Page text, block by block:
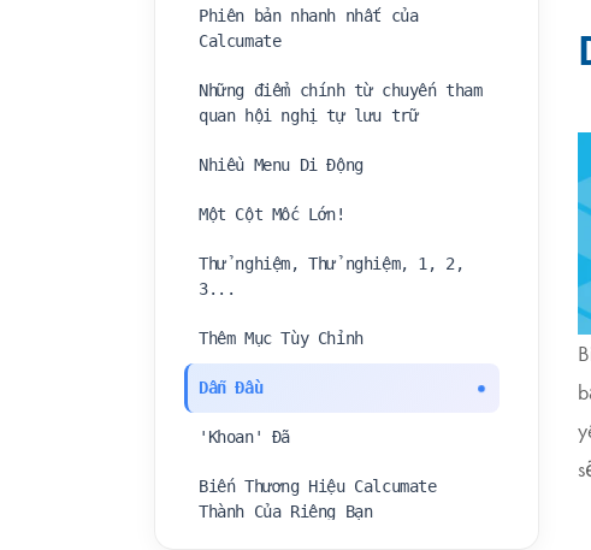
Phiên bản nhanh nhất của
Calcumate
Những điểm chính từ chuyến tham
quan hội nghị tự lưu trữ
Nhiều Menu Di Động
Một Cột Mốc Lớn!
Thử nghiệm, Thử nghiệm, 1, 2,
3...
Thêm Mục Tùy Chỉnh
Dẫn Đầu
'Khoan' Đã
Biến Thương Hiệu Calcumate
Thành Của Riêng Bạn